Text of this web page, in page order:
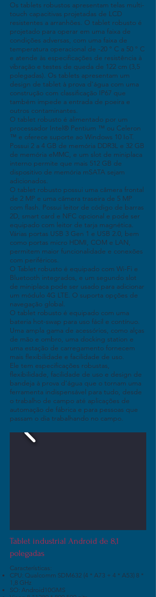
Os tablets robustos apresentam telas multi-
touch capacitivas projetadas de LCD
resistentes a arranhões. O tablet robusto é
projetado para operar em uma faixa de
condições adversas, com uma faixa de
temperatura operacional de -20 ° C a 50 ° C
e atende às especificações de resistência à
vibração e testes de queda de 122 cm (3,5
polegadas). Os tablets apresentam um
design de tablet à prova d'água com uma
construção com classificação IP67 que
também impede a entrada de poeira e
outros contaminantes.
O tablet robusto é alimentado por um
processador Intel® Pentium ™ ou Celeron
™ e oferece suporte ao Windows 10 IoT.
Possui 2 a 4 GB de memória DDR3L e 32 GB
de memória eMMC, e um slot de miniplaca
interno permite que mais 512 GB de
dispositivo de memória mSATA sejam
adicionados.
O tablet robusto possui uma câmera frontal
de 2 MP e uma câmera traseira de 5 MP
com flash. Possui leitor de código de barras
2D, smart card e NFC opcional e pode ser
equipado com leitor de tarja magnética.
Várias portas USB 3 Gen 1 e USB 2.0, bem
como portas micro HDMI, COM e LAN,
permitem maior funcionalidade e conexões
com periféricos.
O Tablet robusto é equipado com Wi-Fi e
Bluetooth integrados, e um segundo slot
de miniplaca pode ser usado para adicionar
um módulo 4G LTE. O suporta opções de
navegação global.
O tablet robusto é equipado com uma
bateria hot-swap para uso fácil e contínuo.
Uma ampla gama de acessórios, como alças
de mão e ombro, uma docking station e
uma estação de carregamento fornecem
mais flexibilidade e facilidade de uso.
Ele tem especificações robustas,
flexibilidade, facilidade de uso e design de
bandeja à prova d'água que o tornam uma
ferramenta indispensável para tudo, desde
o trabalho de campo até aplicações de
automação de fábrica e para pessoas que
passam o dia trabalhando no campo.
Tablet industrial Android de 8,1
polegadas
Características:
CPU: Qualcomm SDM632 (4 * A73 + 4 * A53) 8 *
1,8 GHz
SO: Android10GMS